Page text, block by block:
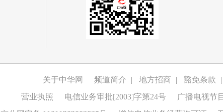
关于中华网 频道简介 | 地方招商 | 豁免条款 |
营业执照
电信业务审批[2003]字第24号
广播电视节